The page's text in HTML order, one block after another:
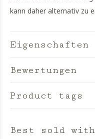
kann daher alternativ zu
Eigenschaften
Bewertungen
Product tags
Best sold with